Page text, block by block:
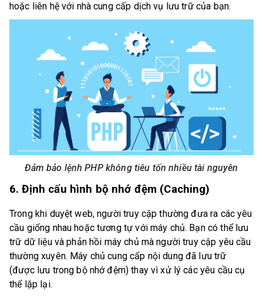
hoặc liên hệ với nhà cung cấp dịch vụ lưu trữ của bạn.
Đảm bảo lệnh PHP không tiêu tốn nhiều tài nguyên
6. Định cấu hình bộ nhớ đệm (Caching)
Trong khi duyệt web, người truy cập thường đưa ra các yêu
cầu giống nhau hoặc tương tự với máy chủ. Bạn có thể lưu
trữ dữ liệu và phản hồi máy chủ mà người truy cập yêu cầu
thường xuyên. Máy chủ cung cấp nội dung đã lưu trữ
(được lưu trong bộ nhớ đệm) thay vì xử lý các yêu cầu cụ
thể lặp lại.